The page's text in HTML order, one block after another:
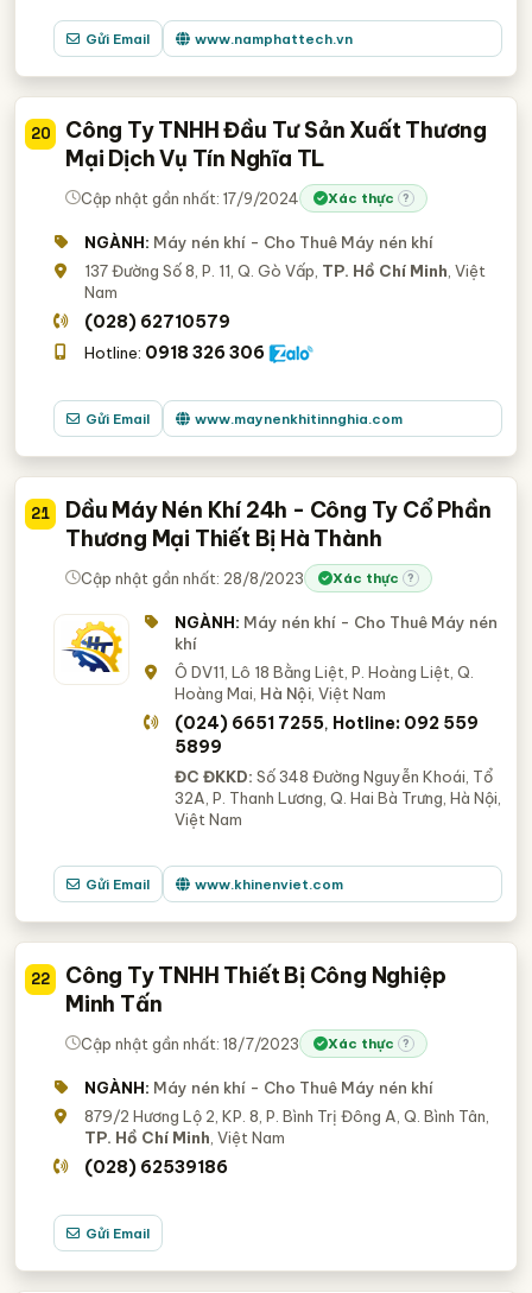
Gửi Email www.namphattech.vn
20
Công Ty TNHH Đầu Tư Sản Xuất Thương
Mại Dịch Vụ Tín Nghĩa TL
Cập nhật gần nhất: 17/9/2024 Xác thực ?
NGÀNH: Máy nén khí - Cho Thuê Máy nén khí
137 Đường Số 8, P. 11, Q. Gò Vấp, TP. Hồ Chí Minh , Việt
Nam
(028) 62710579
Hotline: 0918 326 306
Gửi Email www.maynenkhitinnghia.com
21
Dầu Máy Nén Khí 24h - Công Ty Cổ Phần
Thương Mại Thiết Bị Hà Thành
Cập nhật gần nhất: 28/8/2023 Xác thực ?
NGÀNH: Máy nén khí - Cho Thuê Máy nén
khí
Ô DV11, Lô 18 Bằng Liệt, P. Hoàng Liệt, Q.
Hoàng Mai, Hà Nội , Việt Nam
(024) 6651 7255, Hotline: 092 559
5899
ĐC ĐKKD: Số 348 Đường Nguyễn Khoái, Tổ
32A, P. Thanh Lương, Q. Hai Bà Trưng, Hà Nội,
Việt Nam
Gửi Email www.khinenviet.com
22
Công Ty TNHH Thiết Bị Công Nghiệp
Minh Tấn
Cập nhật gần nhất: 18/7/2023 Xác thực ?
NGÀNH: Máy nén khí - Cho Thuê Máy nén khí
879/2 Hương Lộ 2, KP. 8, P. Bình Trị Đông A, Q. Bình Tân,
TP. Hồ Chí Minh , Việt Nam
(028) 62539186
Gửi Email